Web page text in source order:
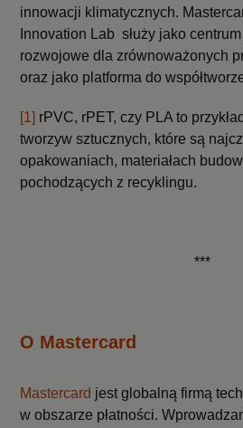
innowacji klimatycznych.
Innovation Lab służy jako
rozwojowe dla zrównoważonych
oraz jako platforma do
[1] rPVC, rPET, czy PLA to
tworzyw sztucznych, które są
opakowaniach, materiałach
pochodzących z recyklingu.
***
O Mastercard
Mastercard jest globalną firmą
w obszarze płatności.